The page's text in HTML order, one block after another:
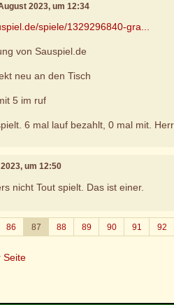
2023, um 12:34
spiele/1329296840-gra...
von Sauspiel.de
neu an den Tisch
5 im ruf
6 mal lauf bezahlt, 0 mal mit.
um 12:50
nicht Tout spielt. Das ist einer.
86 87 88 89 90 91 92
Seite